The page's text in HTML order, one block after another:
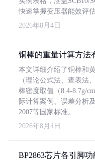
快速掌握变压器能效评估
2026年8月4日
铜棒的重量计算方法
本文详细介绍了铜棒和
（理论公式法、查表法
棒密度取值（8.4-8.7g/
际计算案例、误差分析
2007等国家标准。
2026年8月4日
BP2863芯片各引脚功